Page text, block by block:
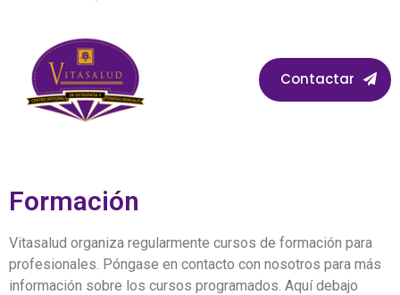
Contactar
Formación
Vitasalud organiza regularmente cursos de formación para
profesionales. Póngase en contacto con nosotros para más
información sobre los cursos programados. Aquí debajo